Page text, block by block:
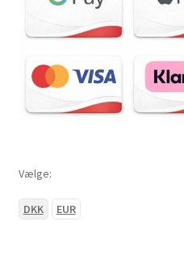
Vælge:
DKK EUR